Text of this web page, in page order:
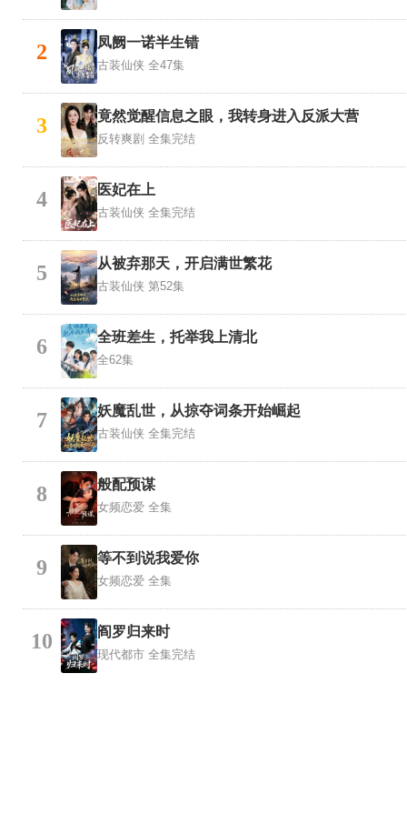
2 凤阙一诺半生错
古装仙侠 全47集
3 竟然觉醒信息之眼，我转身进入反派大营
反转爽剧 全集完结
4 医妃在上
古装仙侠 全集完结
5 从被弃那天，开启满世繁花
古装仙侠 第52集
6 全班差生，托举我上清北
全62集
7 妖魔乱世，从掠夺词条开始崛起
古装仙侠 全集完结
8 般配预谋
女频恋爱 全集
9 等不到说我爱你
女频恋爱 全集
10 阎罗归来时
现代都市 全集完结